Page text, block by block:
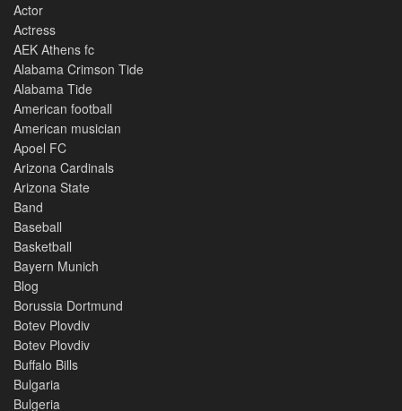
Actor
Actress
AEK Athens fc
Alabama Crimson Tide
Alabama Tide
American football
American musician
Apoel FC
Arizona Cardinals
Arizona State
Band
Baseball
Basketball
Bayern Munich
Blog
Borussia Dortmund
Botev Plovdiv
Botev Plovdiv
Buffalo Bills
Bulgaria
Bulgeria